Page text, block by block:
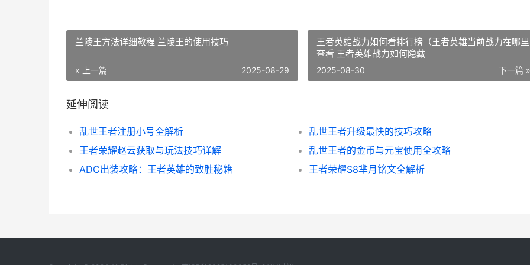
兰陵王方法详细教程 兰陵王的使用技巧
« 上一篇 2025-08-29
王者英雄战力如何看排行榜（王者英雄当前战力在哪里
查看 王者英雄战力如何隐藏
下一篇 »
2025-08-30
延伸阅读
乱世王者注册小号全解析
乱世王者升级最快的技巧攻略
王者荣耀赵云获取与玩法技巧详解
乱世王者的金币与元宝使用全攻略
ADC出装攻略：王者英雄的致胜秘籍
王者荣耀S8芈月铭文全解析